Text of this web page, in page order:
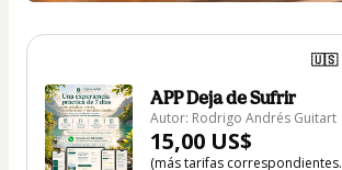
🇺🇸
APP Deja de Sufrir
Autor: Rodrigo Andrés Guitart
15,00 US$
(más tarifas correspondientes.